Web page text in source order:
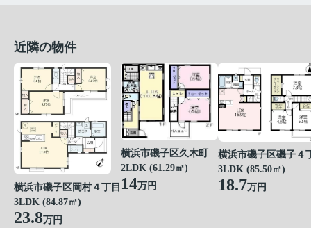
近隣の物件
横浜市磯子区岡村４丁目
3LDK (84.87㎡)
23.8万円
横浜市磯子区久木町
2LDK (61.29㎡)
14万円
横浜市磯子区磯子４
3LDK (85.50㎡)
18.7万円